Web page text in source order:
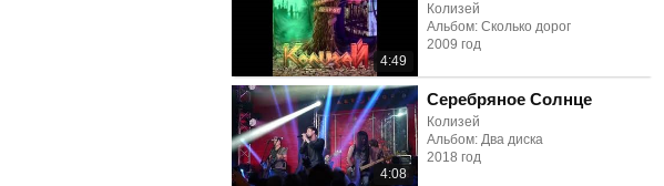
4:49
Колизей
Альбом: Сколько дорог
2009 год
4:08
Серебряное Солнце
Колизей
Альбом: Два диска
2018 год